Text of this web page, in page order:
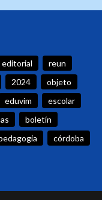
editorial
reun
2024
objeto
eduvim
escolar
boletín
córdoba